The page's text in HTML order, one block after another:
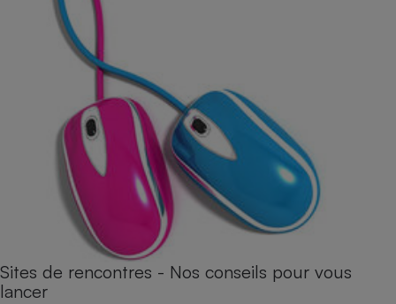
Sites de rencontres - Nos conseils pour vous
lancer